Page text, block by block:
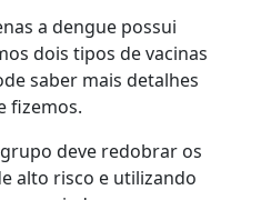
a dengue possui
dois tipos de vacinas
saber mais detalhes
fizemos.
grupo deve redobrar os
alto risco e utilizando